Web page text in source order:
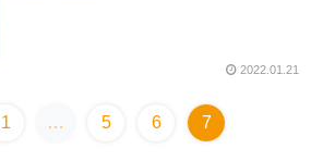
2022.01.21
1 … 5 6 7